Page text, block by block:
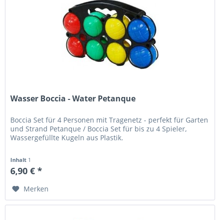
Wasser Boccia - Water Petanque
Boccia Set für 4 Personen mit Tragenetz - perfekt für Garten
und Strand Petanque / Boccia Set für bis zu 4 Spieler,
Wassergefüllte Kugeln aus Plastik.
Inhalt 1
6,90 € *
Merken